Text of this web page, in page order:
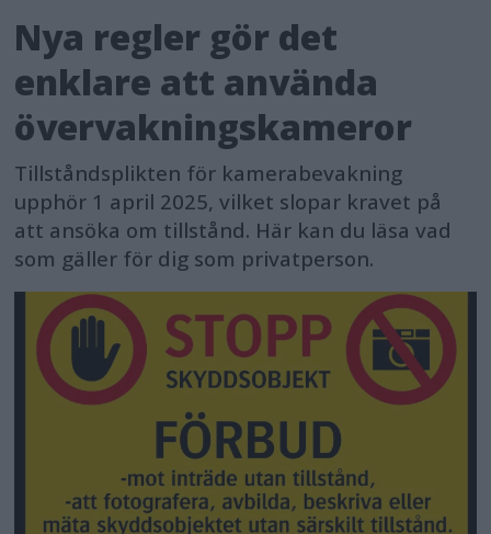
Nya regler gör det
enklare att använda
övervakningskameror
Tillståndsplikten för kamerabevakning
upphör 1 april 2025, vilket slopar kravet på
att ansöka om tillstånd. Här kan du läsa vad
som gäller för dig som privatperson.